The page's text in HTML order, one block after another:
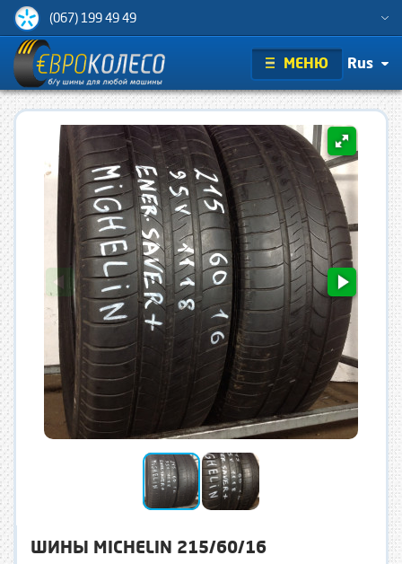
(067) 199 49 49
МЕНЮ Rus
ШИНЫ MICHELIN 215/60/16